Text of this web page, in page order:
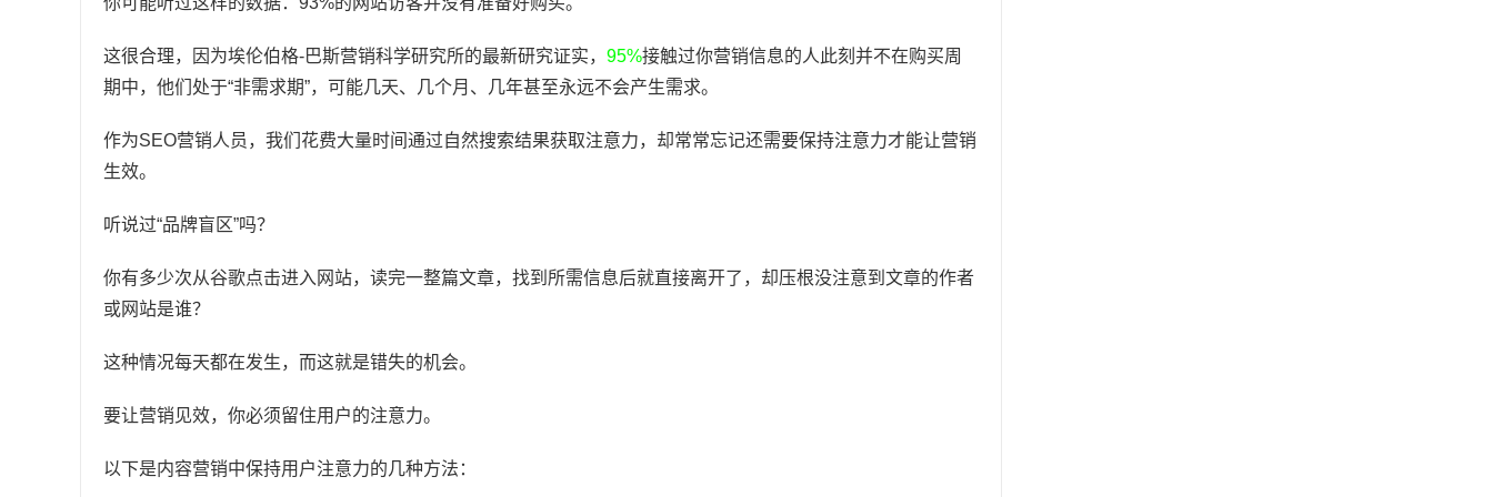
这很合理，因为埃伦伯格-巴斯营销科学研究所的最新研究证实， 95%接触过你营销信息的人此刻并不在购买周
期中，他们处于“非需求期”，可能几天、几个月、几年甚至永远不会产生需求。
作为SEO营销人员，我们花费大量时间通过自然搜索结果获取注意力，却常常忘记还需要保持注意力才能让营销
生效。
听说过“品牌盲区”吗？
你有多少次从谷歌点击进入网站，读完一整篇文章，找到所需信息后就直接离开了，却压根没注意到文章的作者
或网站是谁？
这种情况每天都在发生，而这就是错失的机会。
要让营销见效，你必须留住用户的注意力。
以下是内容营销中保持用户注意力的几种方法：